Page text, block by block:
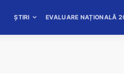
ȘTIRI EVALUARE NAȚIONALĂ